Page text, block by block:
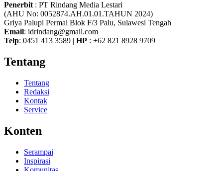
Penerbit : PT Rindang Media Lestari
(AHU No: 0052874.AH.01.01.TAHUN 2024)
Griya Palupi Permai Blok F/3 Palu, Sulawesi Tengah
Email: idrindang@gmail.com
Telp: 0451 413 3589 | HP : +62 821 8928 9709
Tentang
Tentang
Redaksi
Kontak
Service
Konten
Serampai
Inspirasi